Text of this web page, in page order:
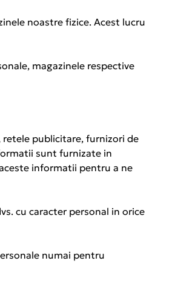
noastre fizice. Acest lucru
magazinele respective
retele publicitare, furnizori de
sunt furnizate in
informatii pentru a ne
cu caracter personal in orice
numai pentru